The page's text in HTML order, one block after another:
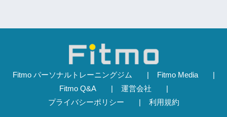
Fitmo パーソナルトレーニングジム
Fitmo Media
Fitmo Q&A
運営会社
プライバシーポリシー
利用規約